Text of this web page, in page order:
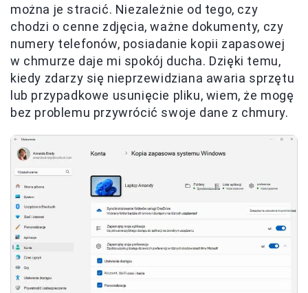
można je stracić. Niezależnie od tego, czy
chodzi o cenne zdjęcia, ważne dokumenty, czy
numery telefonów, posiadanie kopii zapasowej
w chmurze daje mi spokój ducha. Dzięki temu,
kiedy zdarzy się nieprzewidziana awaria sprzętu
lub przypadkowe usunięcie pliku, wiem, że mogę
bez problemu przywrócić swoje dane z chmury.